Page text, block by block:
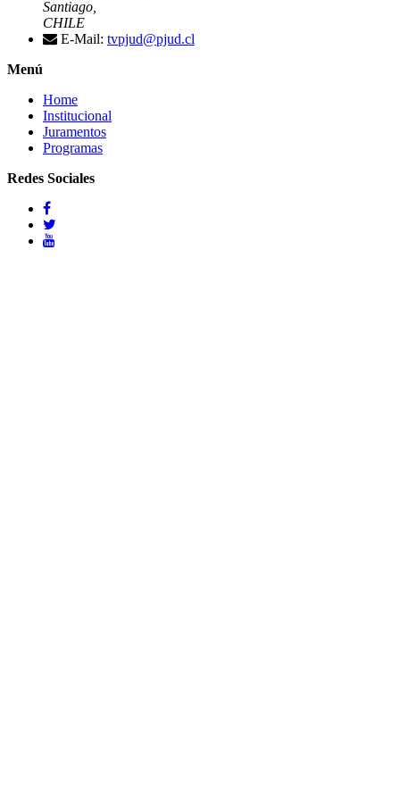
Santiago,
CHILE
E-Mail: tvpjud@pjud.cl
Menú
Home
Institucional
Juramentos
Programas
Redes Sociales